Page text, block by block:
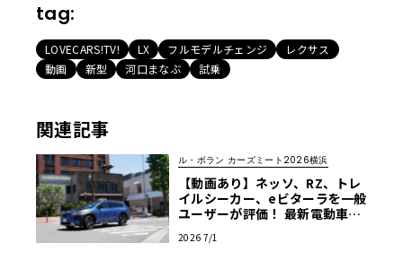
tag:
LOVECARS!TV! LX フルモデルチェンジ
レクサス
動画
新型 河口まなぶ 試乗
関連記事
ル・ボラン カーズミート2026横浜
【動画あり】ネッソ、RZ、トレ
イルシーカー、eビターラを一般
ユーザーが評価！ 最新電動車体
ーズミート2026横浜】
2026 7/1